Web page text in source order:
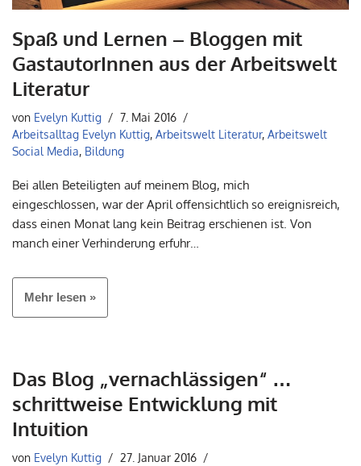
Spaß und Lernen – Bloggen mit
GastautorInnen aus der Arbeitswelt
Literatur
von Evelyn Kuttig
7. Mai 2016
Arbeitsalltag Evelyn Kuttig, Arbeitswelt Literatur, Arbeitswelt
Social Media, Bildung
Bei allen Beteiligten auf meinem Blog, mich
eingeschlossen, war der April offensichtlich so ereignisreich,
dass einen Monat lang kein Beitrag erschienen ist. Von
manch einer Verhinderung erfuhr…
Mehr lesen »
Das Blog „vernachlässigen“ …
schrittweise Entwicklung mit
Intuition
von Evelyn Kuttig 27. Januar 2016